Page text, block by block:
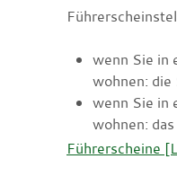
wenn Sie in
wohnen:
wenn Sie in
wohnen:
Führerscheine